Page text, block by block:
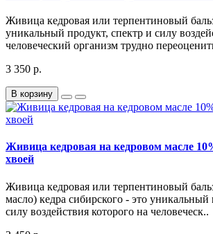
Живица кедровая или терпентиновый
уникальный продукт, спектр и силу
человеческий организм трудно
3 350 р.
В корзину
Живица кедровая на кедровом масле
хвоей
Живица кедровая или терпентиновый
масло) кедра сибирского - это уникальный
силу воздействия которого на человеческ..